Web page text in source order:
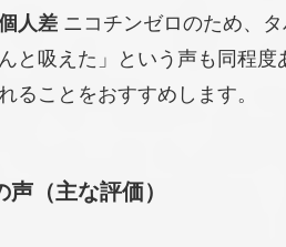
人差 ニコチンゼロのため、
んと吸えた」という声も同程
ることをおすすめします。
声（主な評価）